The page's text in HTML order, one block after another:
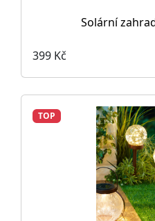
Solární
399 Kč
TOP